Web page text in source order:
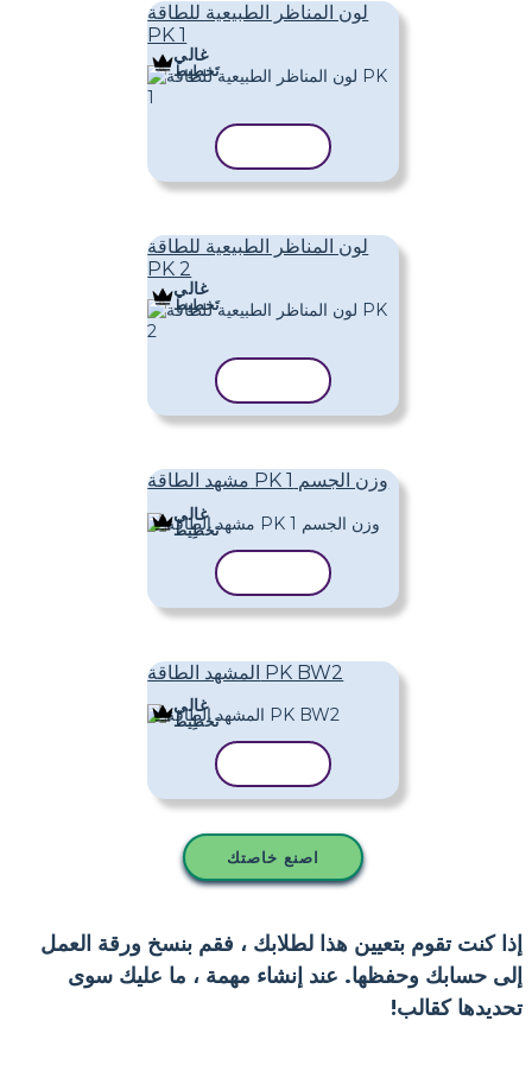
لون المناظر الطبيعية للطاقة
PK 1
غالي
تَخطِيط
لون المناظر الطبيعية للطاقة
PK 2
غالي
تَخطِيط
مشهد الطاقة PK وزن الجسم 1
غالي
تَخطِيط
المشهد الطاقة PK BW2
غالي
تَخطِيط
اصنع خاصتك
إذا كنت تقوم بتعيين هذا لطلابك ، فقم بنسخ ورقة العمل
إلى حسابك وحفظها. عند إنشاء مهمة ، ما عليك سوى
تحديدها كقالب!